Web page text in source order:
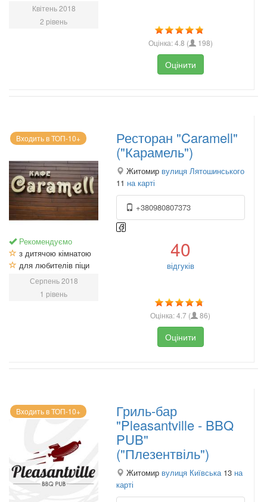
Квітень 2018
2 рівень
Оцінка:4.8 ( 198)
Оцінити
Входить в ТОП-10+
Рекомендуємо
з дитячою кімнатою
для любителів піци
Серпень 2018
1 рівень
Ресторан "Caramell"
("Карамель")
Житомир вулиця Лятошинського
11 на карті
+380980807373
40
відгуків
Оцінка:4.7 ( 86)
Оцінити
Входить в ТОП-10+ Гриль-бар
"Pleasantville - BBQ
PUB"
("Плезентвіль")
Житомир вулиця Київська 13 на
карті